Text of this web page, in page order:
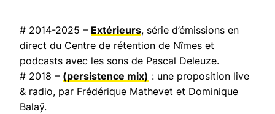
# 2014-2025 – Extérieurs, série d’émissions en
direct du Centre de rétention de Nîmes et
podcasts avec les sons de Pascal Deleuze.
# 2018 – (persistence mix) : une proposition live
& radio, par Frédérique Mathevet et Dominique
Balaÿ.